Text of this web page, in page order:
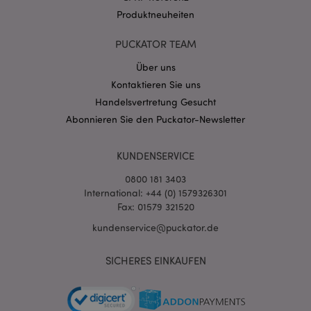
Produktneuheiten
PUCKATOR TEAM
Über uns
Kontaktieren Sie uns
Handelsvertretung Gesucht
Abonnieren Sie den Puckator-Newsletter
KUNDENSERVICE
0800 181 3403
International: +44 (0) 1579326301
Fax: 01579 321520
kundenservice@puckator.de
SICHERES EINKAUFEN
invalidation
www.puckator.de
Datenschutzbestimmungen von Google